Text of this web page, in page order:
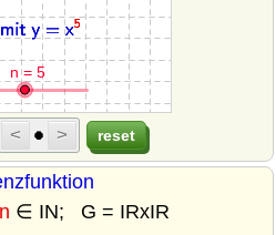
n ∈ IN; G = IRxIR